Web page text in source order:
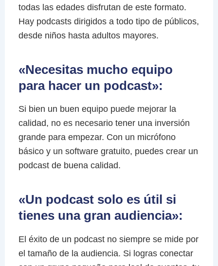
todas las edades disfrutan de este formato.
Hay podcasts dirigidos a todo tipo de públicos,
desde niños hasta adultos mayores.
«Necesitas mucho equipo
para hacer un podcast»:
Si bien un buen equipo puede mejorar la
calidad, no es necesario tener una inversión
grande para empezar. Con un micrófono
básico y un software gratuito, puedes crear un
podcast de buena calidad.
«Un podcast solo es útil si
tienes una gran audiencia»:
El éxito de un podcast no siempre se mide por
el tamaño de la audiencia. Si logras conectar